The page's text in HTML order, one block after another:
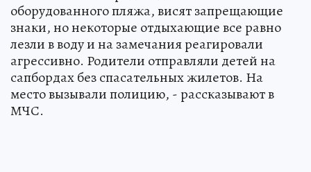
оборудованного пляжа, висят запрещающие
знаки, но некоторые отдыхающие все равно
лезли в воду и на замечания реагировали
агрессивно. Родители отправляли детей на
сапбордах без спасательных жилетов. На
место вызывали полицию, - рассказывают в
МЧС.